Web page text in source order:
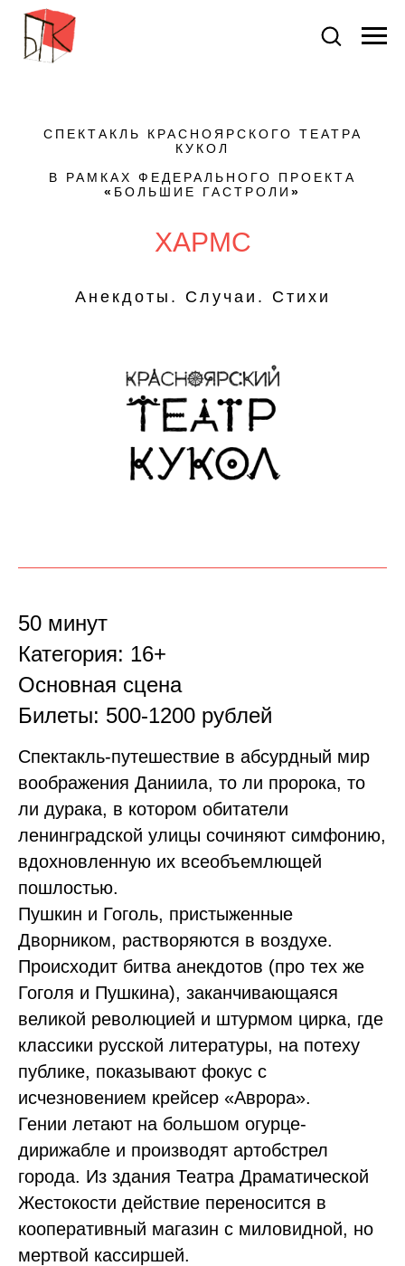
СПЕКТАКЛЬ КРАСНОЯРСКОГО ТЕАТРА
КУКОЛ
В РАМКАХ ФЕДЕРАЛЬНОГО ПРОЕКТА
« БОЛЬШИЕ ГАСТРОЛИ »
ХАРМС
Анекдоты. Случаи. Стихи
50 минут
Категория: 16+
Основная сцена
Билеты: 500-1200 рублей
Спектакль-путешествие в абсурдный мир
воображения Даниила, то ли пророка, то
ли дурака, в котором обитатели
ленинградской улицы сочиняют симфонию,
вдохновленную их всеобъемлющей
пошлостью.
Пушкин и Гоголь, пристыженные
Дворником, растворяются в воздухе.
Происходит битва анекдотов (про тех же
Гоголя и Пушкина), заканчивающаяся
великой революцией и штурмом цирка, где
классики русской литературы, на потеху
публике, показывают фокус с
исчезновением крейсер «Аврора».
Гении летают на большом огурце-
дирижабле и производят артобстрел
города. Из здания Театра Драматической
Жестокости действие переносится в
кооперативный магазин с миловидной, но
мертвой кассиршей.